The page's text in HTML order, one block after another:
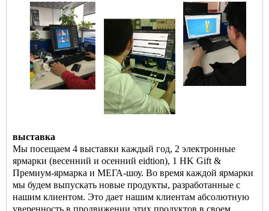
выставка
Мы посещаем 4 выставки каждый год, 2 электронные
ярмарки (весенний и осенний eidtion), 1 HK Gift &
Премиум-ярмарка и МЕГА-шоу. Во время каждой ярмарки
мы будем выпускать новые продукты, разработанные с
нашим клиентом. Это дает нашим клиентам абсолютную
уверенность в продвижении этих продуктов в своем